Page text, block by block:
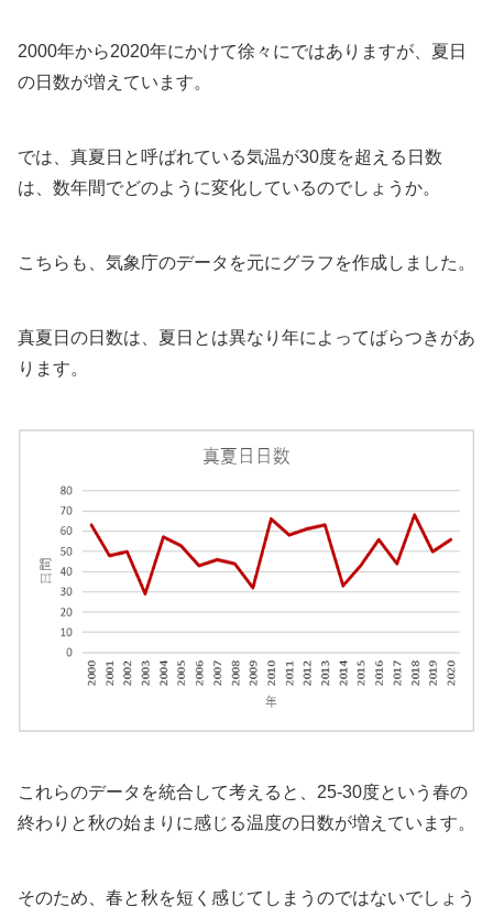
2000年から2020年にかけて徐々にではありますが、夏日
の日数が増えています。
では、真夏日と呼ばれている気温が30度を超える日数
は、数年間でどのように変化しているのでしょうか。
こちらも、気象庁のデータを元にグラフを作成しました。
真夏日の日数は、夏日とは異なり年によってばらつきがあ
ります。
これらのデータを統合して考えると、25-30度という春の
終わりと秋の始まりに感じる温度の日数が増えています。
そのため、春と秋を短く感じてしまうのではないでしょう